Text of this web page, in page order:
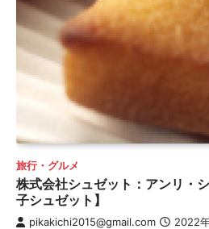
旅行・グルメ
株式会社シュゼット：アンリ・
子シュゼット】
pikakichi2015@gmail.com 2022